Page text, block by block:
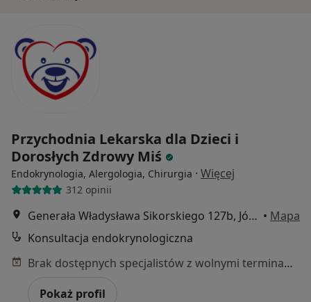
Przychodnia Lekarska dla Dzieci i
Dorosłych Zdrowy Miś
Endokrynologia, Alergologia, Chirurgia · Więcej
312 opinii
Generała Władysława Sikorskiego 127b, Józefów (powiat otwocki) • Mapa
Konsultacja endokrynologiczna
Brak dostępnych specjalistów z wolnymi terminami w tym centrum medycznym.
Pokaż profil